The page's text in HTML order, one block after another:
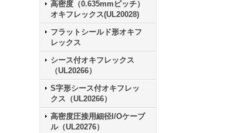
高密度（0.635mmピッチ）
オキフレックス(UL20028)
フラットシールド形オキフ
レックス
シース付オキフレックス
（UL20266）
S字形シース付オキフレッ
クス（UL20266）
高密度圧接用細径I/Oケーブ
ル（UL20276）